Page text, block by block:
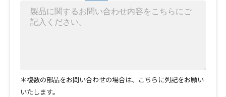
＊複数の部品をお問い合わせの場合は、こちらに列記をお願い
いたします。